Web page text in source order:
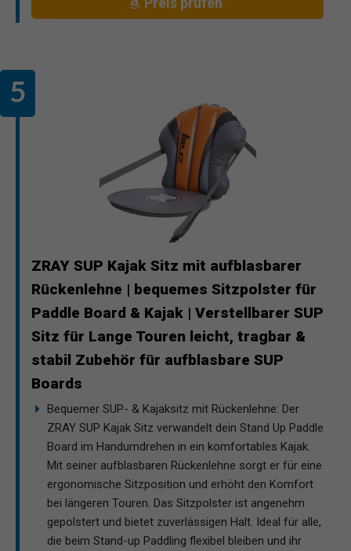
ZRAY SUP Kajak Sitz mit aufblasbarer
Rückenlehne | bequemes Sitzpolster für
Paddle Board & Kajak | Verstellbarer SUP
Sitz für Lange Touren leicht, tragbar &
stabil Zubehör für aufblasbare SUP
Boards
Bequemer SUP- & Kajaksitz mit Rückenlehne: Der
ZRAY SUP Kajak Sitz verwandelt dein Stand Up Paddle
Board im Handumdrehen in ein komfortables Kajak.
Mit seiner aufblasbaren Rückenlehne sorgt er für eine
ergonomische Sitzposition und erhöht den Komfort
bei längeren Touren. Das Sitzpolster ist angenehm
gepolstert und bietet zuverlässigen Halt. Ideal für alle,
die beim Stand-up Paddling flexibel bleiben und ihr